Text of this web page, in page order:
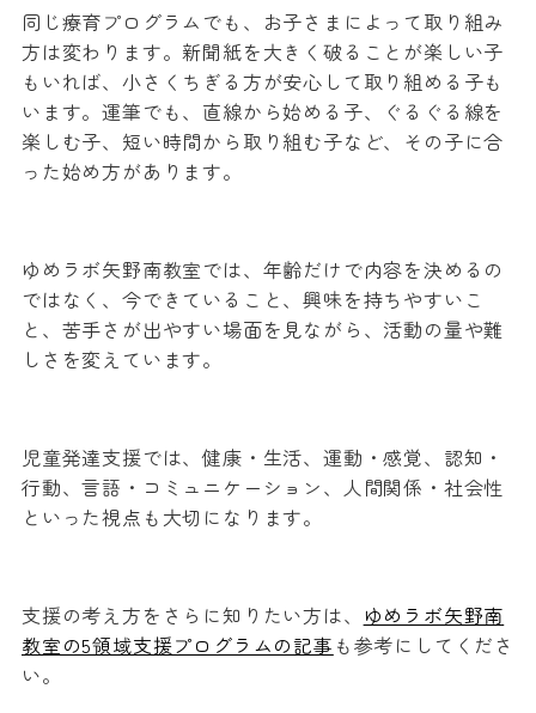
同じ療育プログラムでも、お子さまによって取り組み
方は変わります。新聞紙を大きく破ることが楽しい子
もいれば、小さくちぎる方が安心して取り組める子も
います。運筆でも、直線から始める子、ぐるぐる線を
楽しむ子、短い時間から取り組む子など、その子に合
った始め方があります。
ゆめラボ矢野南教室では、年齢だけで内容を決めるの
ではなく、今できていること、興味を持ちやすいこ
と、苦手さが出やすい場面を見ながら、活動の量や難
しさを変えています。
児童発達支援では、健康・生活、運動・感覚、認知・
行動、言語・コミュニケーション、人間関係・社会性
といった視点も大切になります。
支援の考え方をさらに知りたい方は、 ゆめラボ矢野南
教室の5領域支援プログラムの記事 も参考にしてくださ
い。